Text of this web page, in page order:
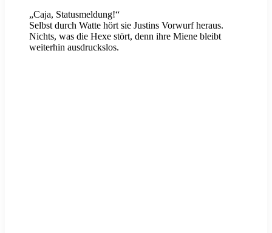
„Caja, Statusmeldung!“
Selbst durch Watte hört sie Justins Vorwurf heraus.
Nichts, was die Hexe stört, denn ihre Miene bleibt
weiterhin ausdruckslos.